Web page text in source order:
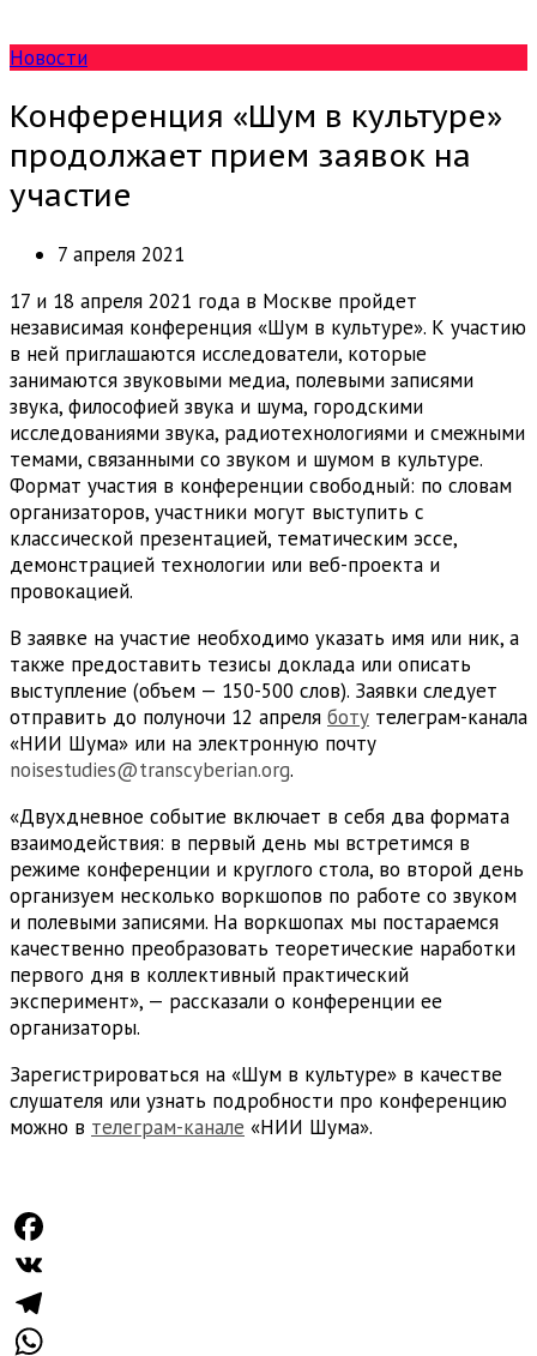
Новости
Конференция «Шум в культуре»
продолжает прием заявок на
участие
7 апреля 2021
17 и 18 апреля 2021 года в Москве пройдет
независимая конференция «Шум в культуре». К участию
в ней приглашаются исследователи, которые
занимаются звуковыми медиа, полевыми записями
звука, философией звука и шума, городскими
исследованиями звука, радиотехнологиями и смежными
темами, связанными со звуком и шумом в культуре.
Формат участия в конференции свободный: по словам
организаторов, участники могут выступить с
классической презентацией, тематическим эссе,
демонстрацией технологии или веб-проекта и
провокацией.
В заявке на участие необходимо указать имя или ник, а
также предоставить тезисы доклада или описать
выступление (объем — 150-500 слов). Заявки следует
отправить до полуночи 12 апреля боту телеграм-канала
«НИИ Шума» или на электронную почту
noisestudies@transcyberian.org.
«Двухдневное событие включает в себя два формата
взаимодействия: в первый день мы встретимся в
режиме конференции и круглого стола, во второй день
организуем несколько воркшопов по работе со звуком
и полевыми записями. На воркшопах мы постараемся
качественно преобразовать теоретические наработки
первого дня в коллективный практический
эксперимент», — рассказали о конференции ее
организаторы.
Зарегистрироваться на «Шум в культуре» в качестве
слушателя или узнать подробности про конференцию
можно в телеграм-канале «НИИ Шума».
Facebook
VK
Telegram